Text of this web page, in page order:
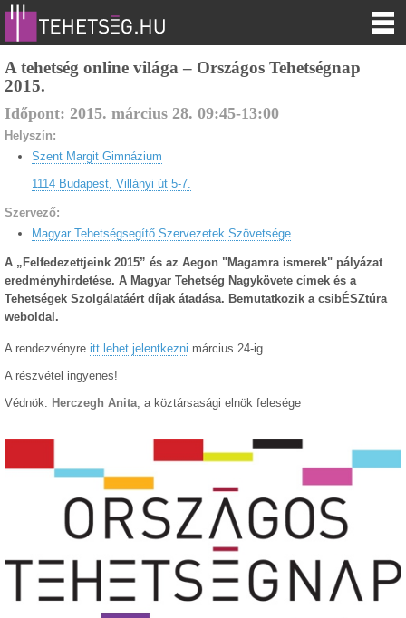
A tehetség online világa – Országos Tehetségnap
2015.
Időpont: 2015. március 28. 09:45-13:00
Helyszín:
Szent Margit Gimnázium
1114 Budapest, Villányi út 5-7.
Szervező:
Magyar Tehetségsegítő Szervezetek Szövetsége
A „Felfedezettjeink 2015” és az Aegon "Magamra ismerek" pályázat
eredményhirdetése. A Magyar Tehetség Nagykövete címek és a
Tehetségek Szolgálatáért díjak átadása. Bemutatkozik a csibÉSZtúra
weboldal.
A rendezvényre itt lehet jelentkezni március 24-ig.
A részvétel ingyenes!
Védnök: Herczegh Anita, a köztársasági elnök felesége